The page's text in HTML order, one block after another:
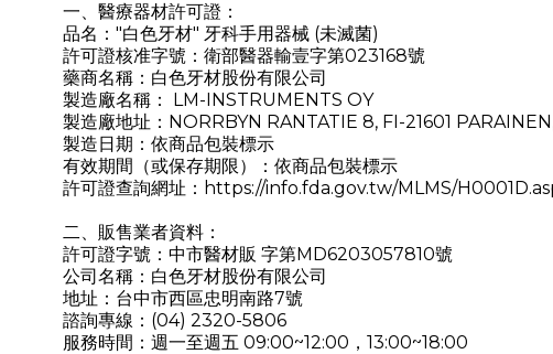
一、醫療器材許可證：
品名："白色牙材" 牙科手用器械 (未滅菌)
許可證核准字號：衛部醫器輸壹字第023168號
藥商名稱：白色牙材股份有限公司
製造廠名稱： LM-INSTRUMENTS OY
製造廠地址：NORRBYN RANTATIE 8, FI-21601
製造日期：依商品包裝標示
有效期間（或保存期限）：依商品包裝標示
許可證查詢網址：https://info.fda.gov.tw/MLMS/
二、販售業者資料：
許可證字號：中市醫材販 字第MD6203057810號
公司名稱：白色牙材股份有限公司
地址：台中市西區忠明南路7號
諮詢專線：(04) 2320-5806
服務時間：週一至週五 09:00~12:00，13:00~18:00